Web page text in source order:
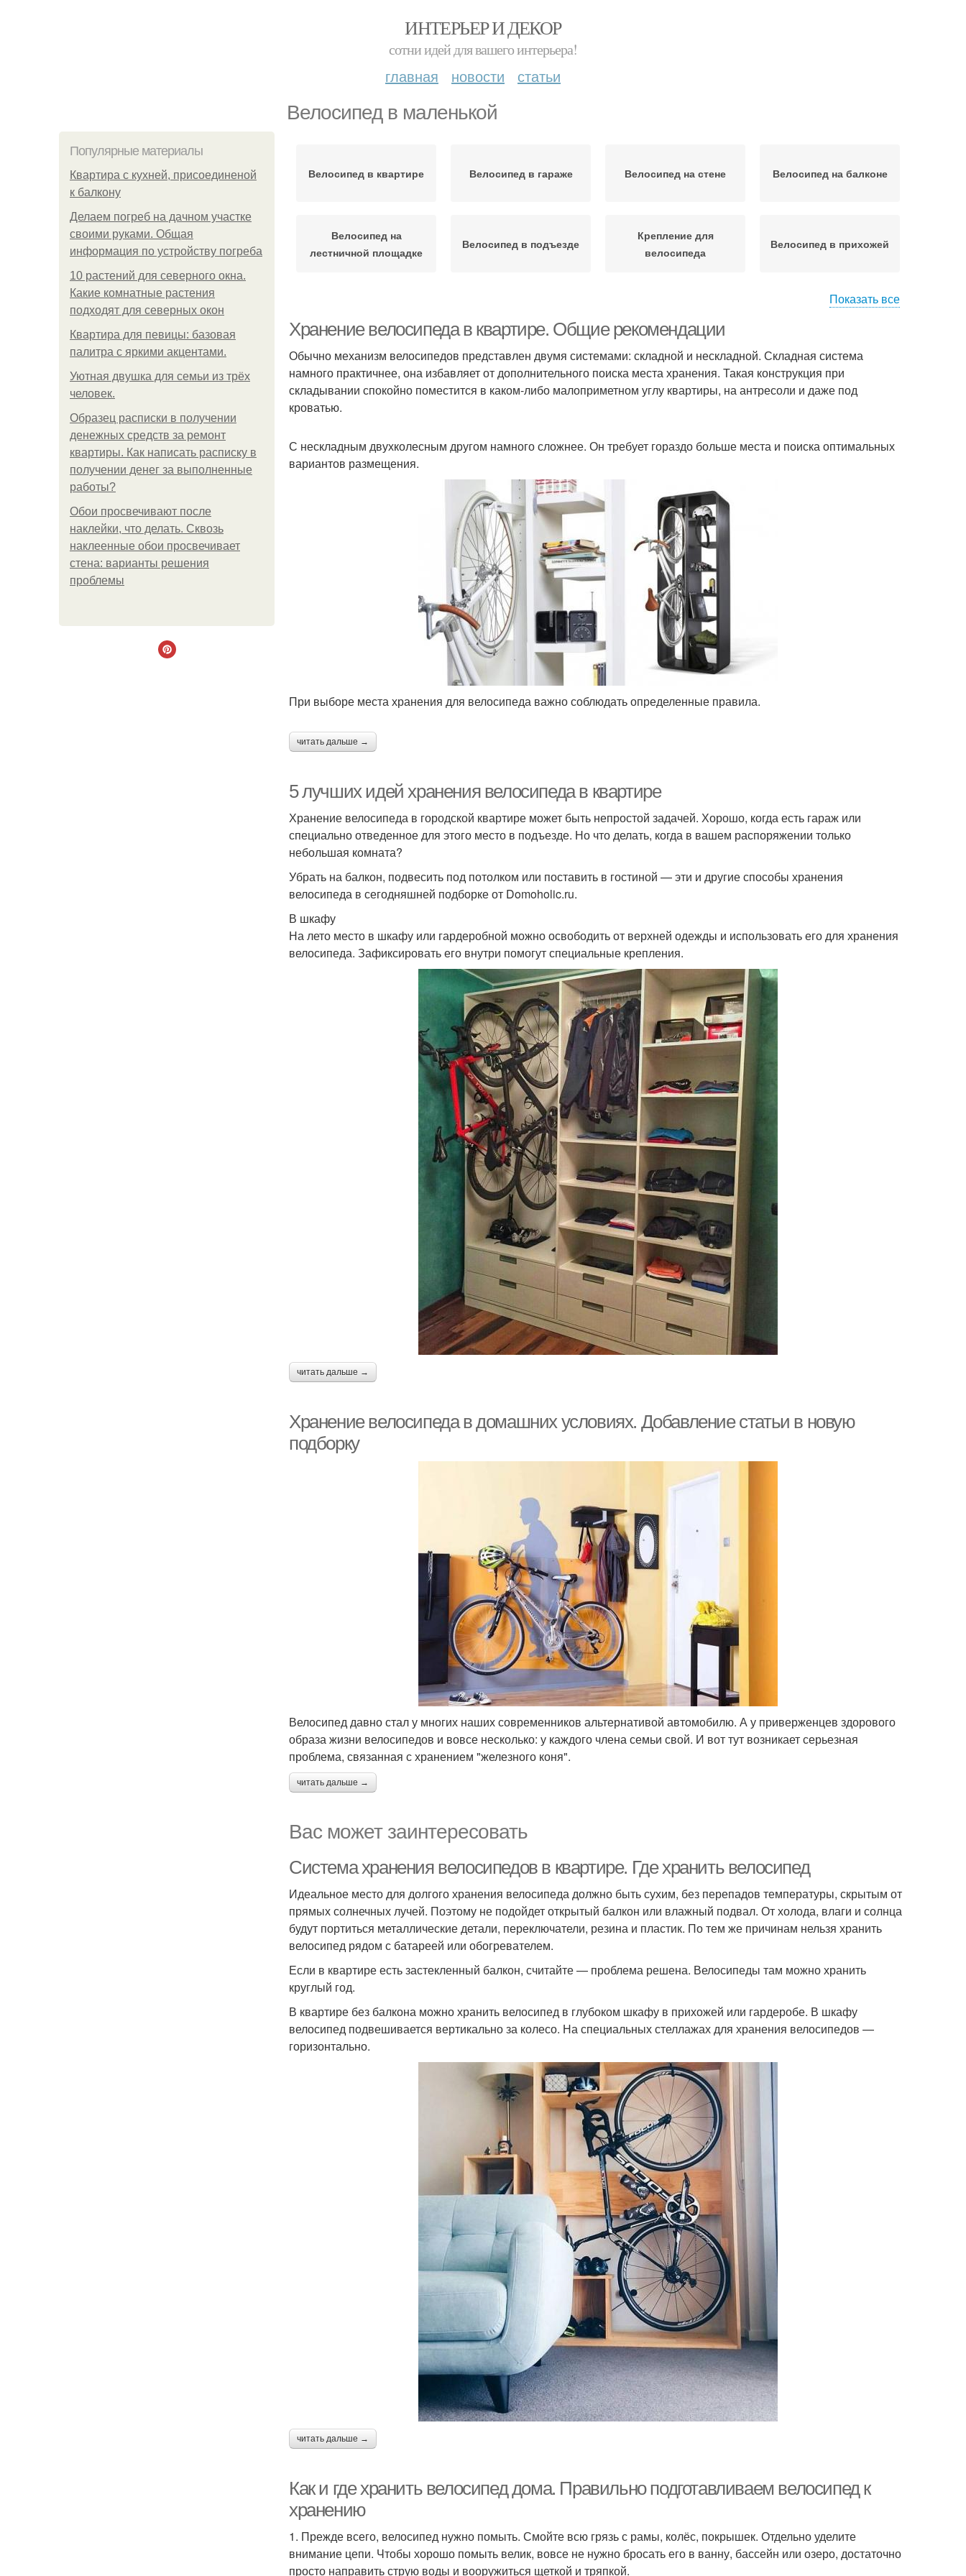
ИНТЕРЬЕР И ДЕКОР
сотни идей для вашего интерьера!
главная новости статьи
Велосипед в маленькой
Популярные материалы
Квартира с кухней, присоединеной
к балкону
Делаем погреб на дачном участке
своими руками. Общая
информация по устройству погреба
10 растений для северного окна.
Какие комнатные растения
подходят для северных окон
Квартира для певицы: базовая
палитра с яркими акцентами.
Уютная двушка для семьи из трёх
человек.
Образец расписки в получении
денежных средств за ремонт
квартиры. Как написать расписку в
получении денег за выполненные
работы?
Обои просвечивают после
наклейки, что делать. Сквозь
наклеенные обои просвечивает
стена: варианты решения
проблемы
Велосипед в квартире Велосипед в гараже Велосипед на стене Велосипед на балконе
Велосипед на
лестничной площадке
Велосипед в подъезде
Крепление для
велосипеда
Велосипед в прихожей
велосипедов
велосипеда
Велосипед в домашних
условиях
Велосипед к потолку Тент для велосипеда Сумка для велосипеда
Велосипеды в квартире
Показать все
Хранение велосипеда в квартире. Общие рекомендации
Обычно механизм велосипедов представлен двумя системами: складной и нескладной. Складная система
намного практичнее, она избавляет от дополнительного поиска места хранения. Такая конструкция при
складывании спокойно поместится в каком-либо малоприметном углу квартиры, на антресоли и даже под
кроватью.
С нескладным двухколесным другом намного сложнее. Он требует гораздо больше места и поиска оптимальных
вариантов размещения.
При выборе места хранения для велосипеда важно соблюдать определенные правила.
читать дальше →
5 лучших идей хранения велосипеда в квартире
Хранение велосипеда в городской квартире может быть непростой задачей. Хорошо, когда есть гараж или
специально отведенное для этого место в подъезде. Но что делать, когда в вашем распоряжении только
небольшая комната?
Убрать на балкон, подвесить под потолком или поставить в гостиной — эти и другие способы хранения
велосипеда в сегодняшней подборке от Domoholic.ru.
В шкафу
На лето место в шкафу или гардеробной можно освободить от верхней одежды и использовать его для хранения
велосипеда. Зафиксировать его внутри помогут специальные крепления.
читать дальше →
Хранение велосипеда в домашних условиях. Добавление статьи в новую
подборку
Велосипед давно стал у многих наших современников альтернативой автомобилю. А у приверженцев здорового
образа жизни велосипедов и вовсе несколько: у каждого члена семьи свой. И вот тут возникает серьезная
проблема, связанная с хранением "железного коня".
читать дальше →
Вас может заинтересовать
Система хранения велосипедов в квартире. Где хранить велосипед
Идеальное место для долгого хранения велосипеда должно быть сухим, без перепадов температуры, скрытым от
прямых солнечных лучей. Поэтому не подойдет открытый балкон или влажный подвал. От холода, влаги и солнца
будут портиться металлические детали, переключатели, резина и пластик. По тем же причинам нельзя хранить
велосипед рядом с батареей или обогревателем.
Если в квартире есть застекленный балкон, считайте — проблема решена. Велосипеды там можно хранить
круглый год.
В квартире без балкона можно хранить велосипед в глубоком шкафу в прихожей или гардеробе. В шкафу
велосипед подвешивается вертикально за колесо. На специальных стеллажах для хранения велосипедов —
горизонтально.
читать дальше →
Как и где хранить велосипед дома. Правильно подготавливаем велосипед к
хранению
1. Прежде всего, велосипед нужно помыть. Смойте всю грязь с рамы, колёс, покрышек. Отдельно уделите
внимание цепи. Чтобы хорошо помыть велик, вовсе не нужно бросать его в ванну, бассейн или озеро, достаточно
просто направить струю воды и вооружиться щеткой и тряпкой.